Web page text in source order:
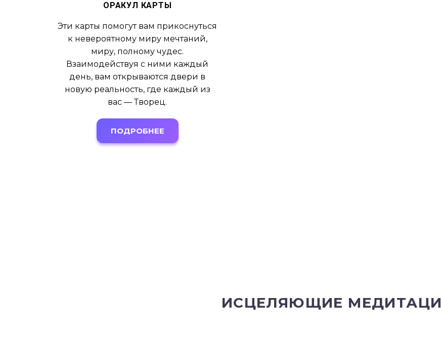
ОРАКУЛ КАРТЫ
Эти карты помогут вам прикоснуться
к невероятному миру мечтаний,
миру, полному чудес.
Взаимодействуя с ними каждый
день, вам открываются двери в
новую реальность, где каждый из
вас — Творец.
ПОДРОБНЕЕ
ИСЦЕЛЯЮЩИЕ